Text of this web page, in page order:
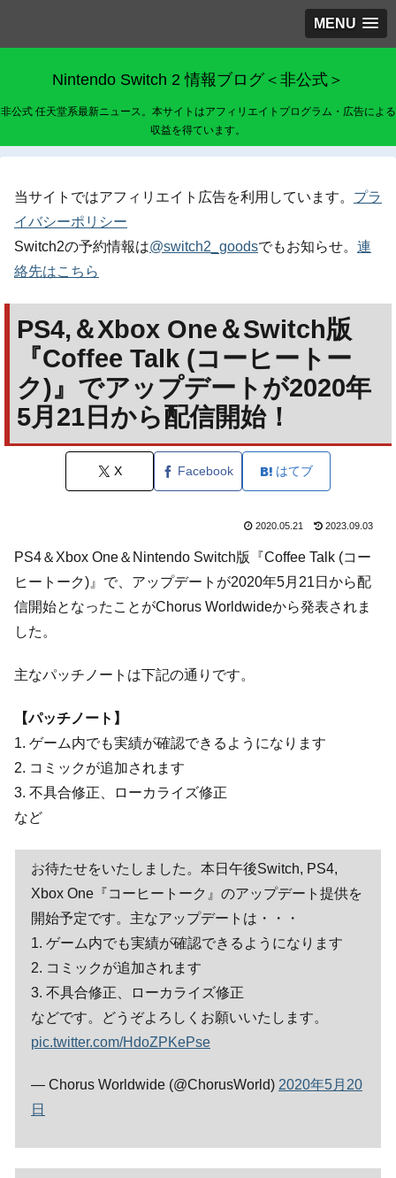
MENU
Nintendo Switch 2 情報ブログ＜非公式＞
非公式 任天堂系最新ニュース。本サイトはアフィリエイトプログラム・広告による
収益を得ています。
当サイトではアフィリエイト広告を利用しています。 プラ
イバシーポリシー
Switch2の予約情報は@switch2_goodsでもお知らせ。 連
絡先はこちら
PS4,＆Xbox One＆Switch版
『Coffee Talk (コーヒートー
ク)』でアップデートが2020年
5月21日から配信開始！
X Facebook はてブ
2020.05.21 2023.09.03
PS4＆Xbox One＆Nintendo Switch版『Coffee Talk (コー
ヒートーク)』で、アップデートが2020年5月21日から配
信開始となったことがChorus Worldwideから発表されま
した。
主なパッチノートは下記の通りです。
【パッチノート】
1. ゲーム内でも実績が確認できるようになります
2. コミックが追加されます
3. 不具合修正、ローカライズ修正
など
お待たせをいたしました。本日午後Switch, PS4,
Xbox One『コーヒートーク』のアップデート提供を
開始予定です。主なアップデートは・・・
1. ゲーム内でも実績が確認できるようになります
2. コミックが追加されます
3. 不具合修正、ローカライズ修正
などです。どうぞよろしくお願いいたします。
pic.twitter.com/HdoZPKePse
— Chorus Worldwide (@ChorusWorld) 2020年5月20
日